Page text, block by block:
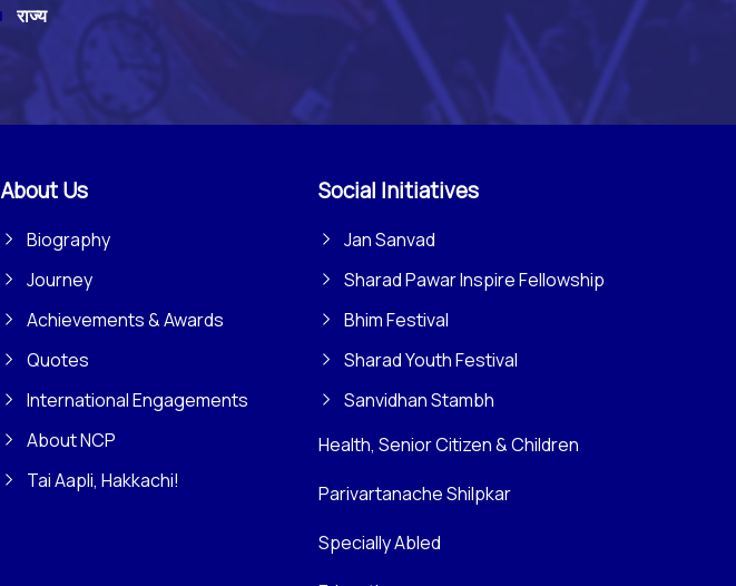
राज्य
About Us
Biography
Journey
Achievements & Awards
Quotes
International Engagements
About NCP
Tai Aapli, Hakkachi!
Social Initiatives
Jan Sanvad
Sharad Pawar Inspire Fellowship
Bhim Festival
Sharad Youth Festival
Sanvidhan Stambh
Health, Senior Citizen & Children
Parivartanache Shilpkar
Specially Abled